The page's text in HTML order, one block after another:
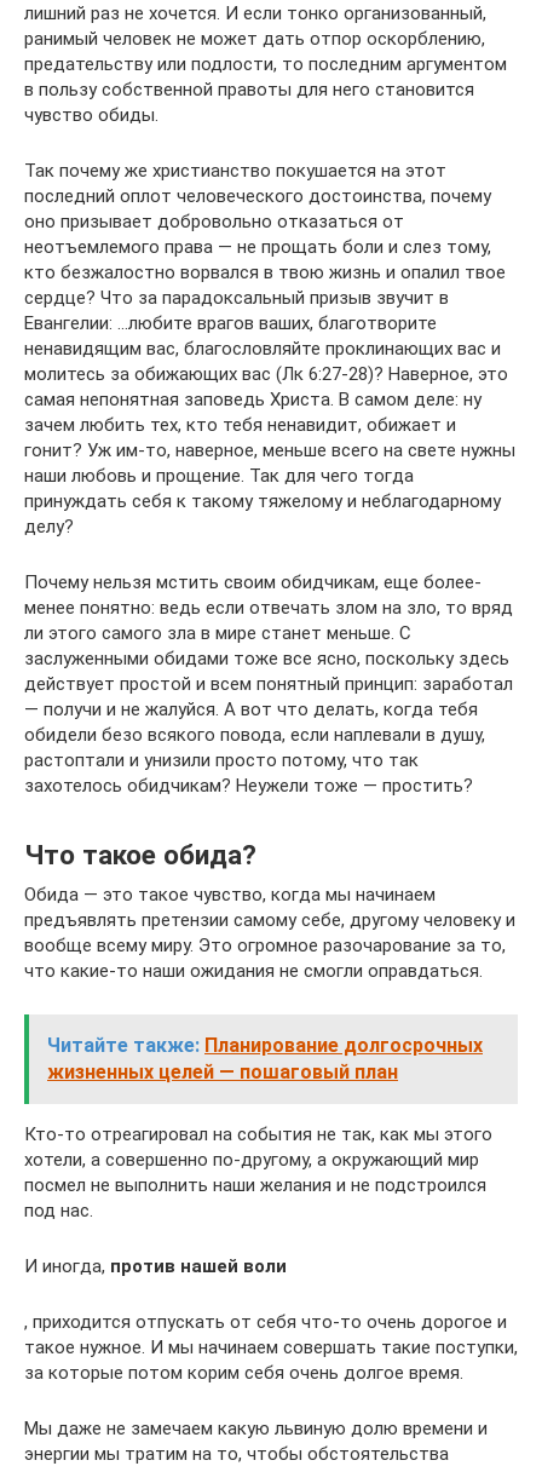
лишний раз не хочется. И если тонко организованный,
ранимый человек не может дать отпор оскорблению,
предательству или подлости, то последним аргументом
в пользу собственной правоты для него становится
чувство обиды.
Так почему же христианство покушается на этот
последний оплот человеческого достоинства, почему
оно призывает добровольно отказаться от
неотъемлемого права — не прощать боли и слез тому,
кто безжалостно ворвался в твою жизнь и опалил твое
сердце? Что за парадоксальный призыв звучит в
Евангелии: …любите врагов ваших, благотворите
ненавидящим вас, благословляйте проклинающих вас и
молитесь за обижающих вас (Лк 6:27-28)? Наверное, это
самая непонятная заповедь Христа. В самом деле: ну
зачем любить тех, кто тебя ненавидит, обижает и
гонит? Уж им-то, наверное, меньше всего на свете нужны
наши любовь и прощение. Так для чего тогда
принуждать себя к такому тяжелому и неблагодарному
делу?
Почему нельзя мстить своим обидчикам, еще более-
менее понятно: ведь если отвечать злом на зло, то вряд
ли этого самого зла в мире станет меньше. С
заслуженными обидами тоже все ясно, поскольку здесь
действует простой и всем понятный принцип: заработал
— получи и не жалуйся. А вот что делать, когда тебя
обидели безо всякого повода, если наплевали в душу,
растоптали и унизили просто потому, что так
захотелось обидчикам? Неужели тоже — простить?
Что такое обида?
Обида — это такое чувство, когда мы начинаем
предъявлять претензии самому себе, другому человеку и
вообще всему миру. Это огромное разочарование за то,
что какие-то наши ожидания не смогли оправдаться.
Читайте также: Планирование долгосрочных
жизненных целей — пошаговый план
Кто-то отреагировал на события не так, как мы этого
хотели, а совершенно по-другому, а окружающий мир
посмел не выполнить наши желания и не подстроился
под нас.
И иногда, против нашей воли
, приходится отпускать от себя что-то очень дорогое и
такое нужное. И мы начинаем совершать такие поступки,
за которые потом корим себя очень долгое время.
Мы даже не замечаем какую львиную долю времени и
энергии мы тратим на то, чтобы обстоятельства